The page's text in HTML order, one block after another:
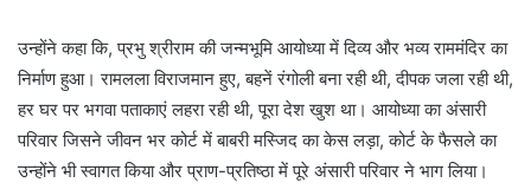
उन्होंने कहा कि, प्रभु श्रीराम की जन्मभूमि आयोध्या में दिव्य और भव्य राममंदिर का
निर्माण हुआ। रामलला विराजमान हुए, बहनें रंगोली बना रही थी, दीपक जला रही थी,
हर घर पर भगवा पताकाएं लहरा रही थी, पूरा देश खुश था। आयोध्या का अंसारी
परिवार जिसने जीवन भर कोर्ट में बाबरी मस्जिद का केस लड़ा, कोर्ट के फैसले का
उन्होंने भी स्वागत किया और प्राण-प्रतिष्ठा में पूरे अंसारी परिवार ने भाग लिया।